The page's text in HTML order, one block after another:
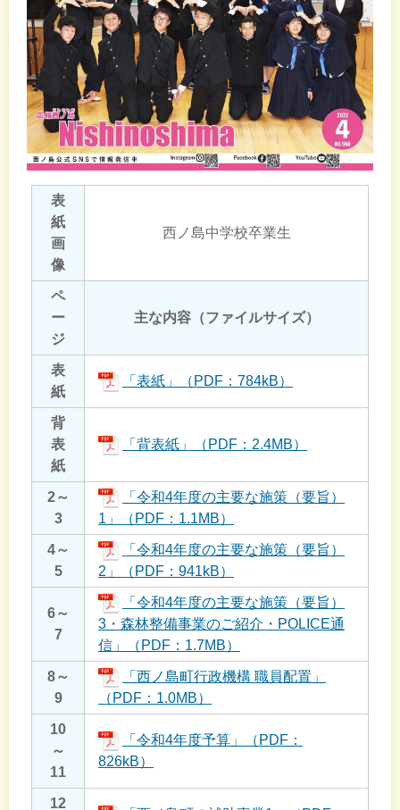
表
紙
画
像
西ノ島中学校卒業生
ペ
ー
ジ
主な内容（ファイルサイズ）
表
紙
「表紙」（PDF：784kB）
背
表
紙
「背表紙」（PDF：2.4MB）
2～
3
「令和4年度の主要な施策（要旨）
1」（PDF：1.1MB）
4～
5
「令和4年度の主要な施策（要旨）
2」（PDF：941kB）
6～
7
「令和4年度の主要な施策（要旨）
3・森林整備事業のご紹介・POLICE通
信」（PDF：1.7MB）
8～
9
「西ノ島町行政機構 職員配置」
（PDF：1.0MB）
10
～
11
「令和4年度予算」（PDF：
826kB）
12